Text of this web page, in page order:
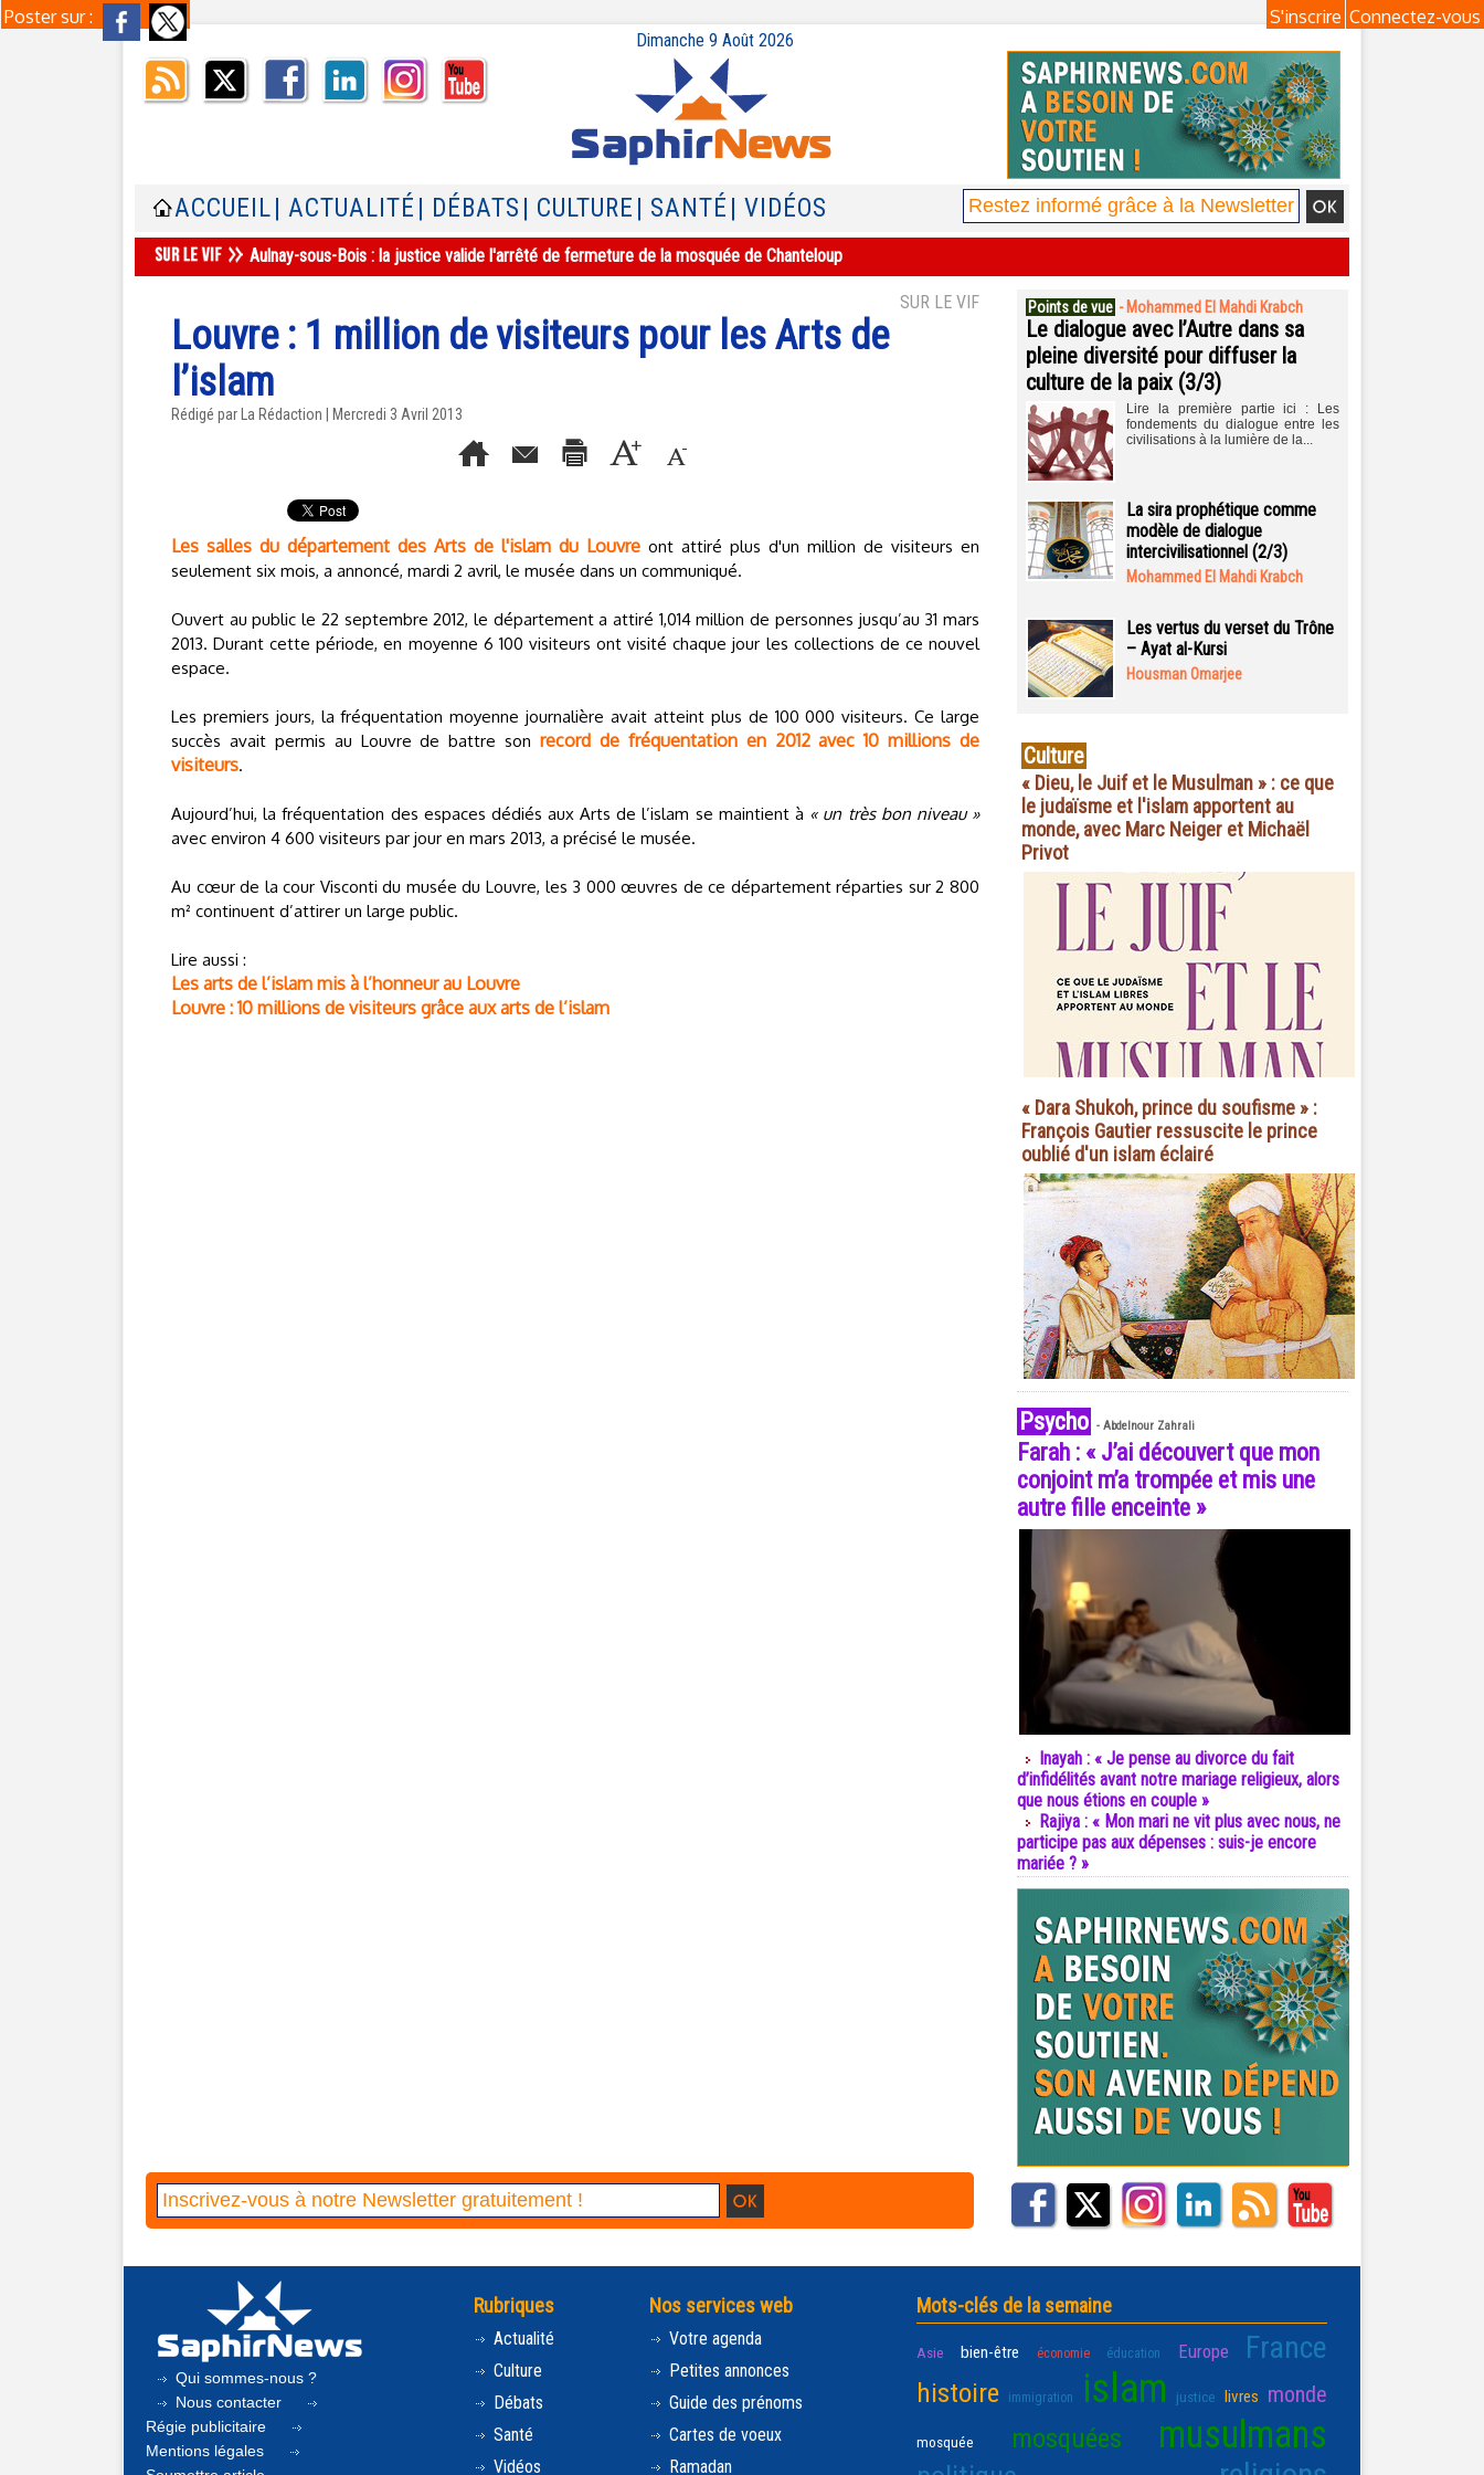
Poster sur : Connectez-vous
S'inscrire
Dimanche 9 Août 2026
ACCUEIL | ACTUALITÉ | DÉBATS | CULTURE | SANTÉ | VIDÉOS
Aulnay-sous-Bois : la justice valide l'arrêté de fermeture de la mosquée de Chanteloup
SUR LE VIF
Louvre : 1 million de visiteurs pour les Arts de
l’islam
Rédigé par La Rédaction | Mercredi 3 Avril 2013
Les salles du département des Arts de l'islam du Louvre ont attiré plus d'un million de visiteurs en
seulement six mois, a annoncé, mardi 2 avril, le musée dans un communiqué.
Ouvert au public le 22 septembre 2012, le département a attiré 1,014 million de personnes jusqu’au 31 mars
2013. Durant cette période, en moyenne 6 100 visiteurs ont visité chaque jour les collections de ce nouvel
espace.
Les premiers jours, la fréquentation moyenne journalière avait atteint plus de 100 000 visiteurs. Ce large
succès avait permis au Louvre de battre son record de fréquentation en 2012 avec 10 millions de
visiteurs.
Aujourd’hui, la fréquentation des espaces dédiés aux Arts de l’islam se maintient à « un très bon niveau »
avec environ 4 600 visiteurs par jour en mars 2013, a précisé le musée.
Au cœur de la cour Visconti du musée du Louvre, les 3 000 œuvres de ce département réparties sur 2 800
m² continuent d’attirer un large public.
Lire aussi :
Les arts de l’islam mis à l’honneur au Louvre
Louvre : 10 millions de visiteurs grâce aux arts de l’islam
Points de vue - Mohammed El Mahdi Krabch
Le dialogue avec l’Autre dans sa
pleine diversité pour diffuser la
culture de la paix (3/3)
Lire la première partie ici : Les
fondements du dialogue entre les
civilisations à la lumière de la...
La sira prophétique comme
modèle de dialogue
intercivilisationnel (2/3)
Mohammed El Mahdi Krabch
Les vertus du verset du Trône
– Ayat al-Kursi
Housman Omarjee
Culture
« Dieu, le Juif et le Musulman » : ce que
le judaïsme et l'islam apportent au
monde, avec Marc Neiger et Michaël
Privot
« Dara Shukoh, prince du soufisme » :
François Gautier ressuscite le prince
oublié d'un islam éclairé
Psycho - Abdelnour Zahrali
Farah : « J’ai découvert que mon
conjoint m’a trompée et mis une
autre fille enceinte »
Inayah : « Je pense au divorce du fait
d’infidélités avant notre mariage religieux, alors
que nous étions en couple »
Rajiya : « Mon mari ne vit plus avec nous, ne
participe pas aux dépenses : suis-je encore
mariée ? »
Qui sommes-nous ?
Nous contacter
Régie publicitaire
Mentions légales
Rubriques
Actualité
Culture
Débats
Santé
Vidéos
Nos services web
Votre agenda
Petites annonces
Guide des prénoms
Cartes de voeux
Ramadan
Mots-clés de la semaine
Asie bien-être économie éducation Europe France
histoire immigration islam justice livres monde
mosquée mosquées musulmans